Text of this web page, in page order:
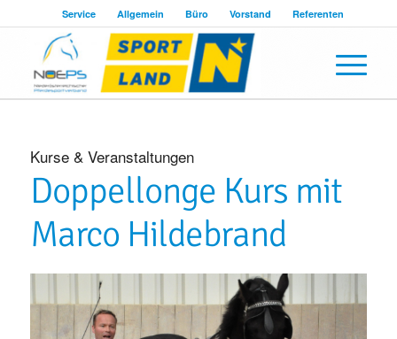
Service Allgemein Büro Vorstand Referenten
Kurse & Veranstaltungen
Doppellonge Kurs mit
Marco Hildebrand